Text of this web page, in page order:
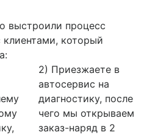
выстроили процесс
который
2) Приезжаете в
автосервис на
диагностику, после
чего мы открываем
заказ-наряд в 2